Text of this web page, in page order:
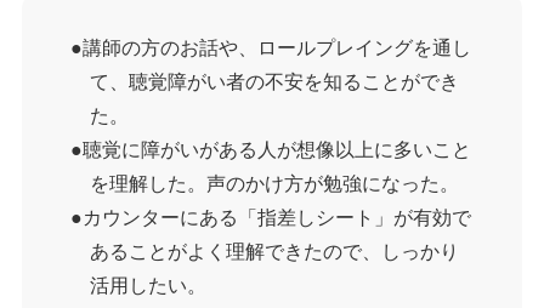
講師の方のお話や、ロールプレイングを通し
て、聴覚障がい者の不安を知ることができ
た。
聴覚に障がいがある人が想像以上に多いこと
を理解した。声のかけ方が勉強になった。
カウンターにある「指差しシート」が有効で
あることがよく理解できたので、しっかり
活用したい。